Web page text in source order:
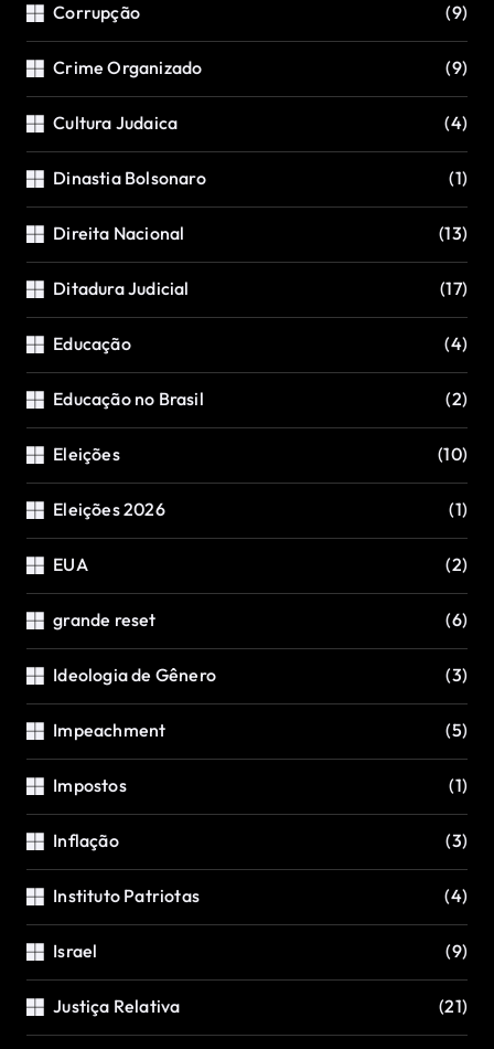
Corrupção (9)
Crime Organizado (9)
Cultura Judaica (4)
Dinastia Bolsonaro (1)
Direita Nacional (13)
Ditadura Judicial (17)
Educação (4)
Educação no Brasil (2)
Eleições (10)
Eleições 2026 (1)
EUA (2)
grande reset (6)
Ideologia de Gênero (3)
Impeachment (5)
Impostos (1)
Inflação (3)
Instituto Patriotas (4)
Israel (9)
Justiça Relativa (21)